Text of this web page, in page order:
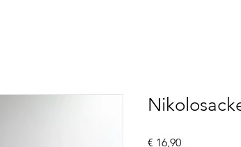
€ 16,90Preis